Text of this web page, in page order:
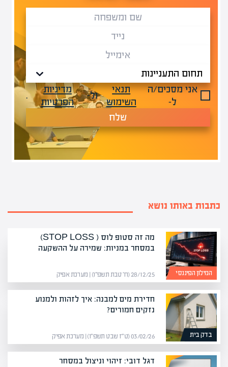
אני מסכים/ה
ל-
תנאי
השימוש
ול-
מדיניות
הפרטיות
.
שלח
כתבות באותו נושא
המילון הפיננסי
מה זה סטופ לוס ( STOP LOSS)
במסחר במניות: שמירה על ההשקעה
28/12/25 (ח׳ טבת תשפ״ו) | מערכת אפיק
בדק בית
חדירת מים למבנה: איך לזהות ולמנוע
נזקים חמורים?
03/02/26 (ט״ז שבט תשפ״ו) | מערכת אפיק
דגל דובי: זיהוי וניצול במסחר